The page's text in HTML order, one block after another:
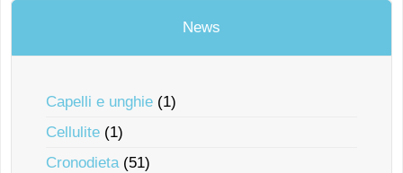
News
Capelli e unghie (1)
Cellulite (1)
Cronodieta(51)